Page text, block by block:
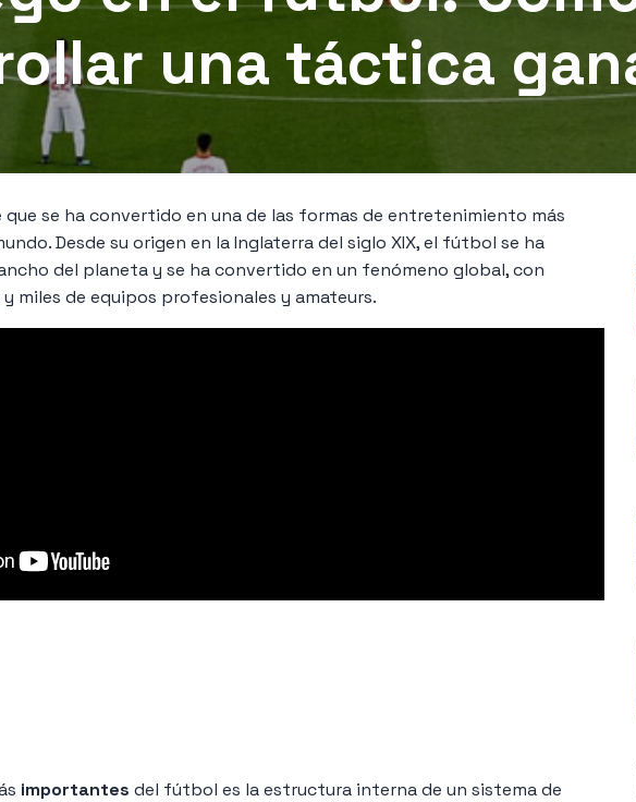
una táctica
se ha convertido en una de las formas de entretenimiento más
Desde su origen en la Inglaterra del siglo XIX, el fútbol se ha
del planeta y se ha convertido en un fenómeno global, con
miles de equipos profesionales y amateurs.
importantes del fútbol es la estructura interna de un sistema de